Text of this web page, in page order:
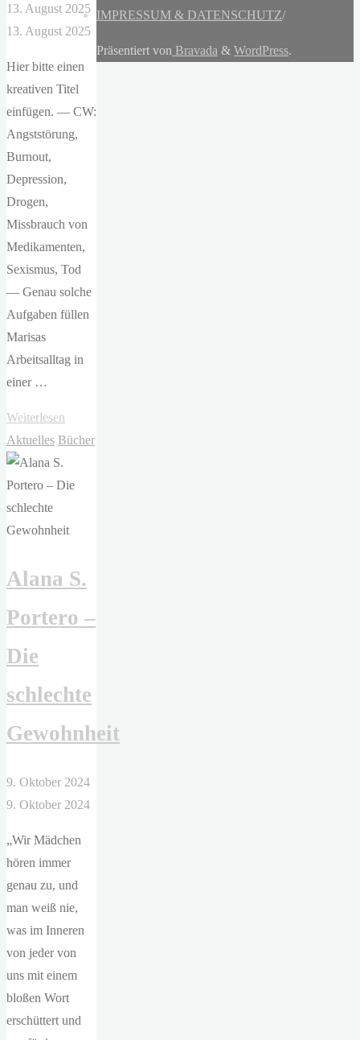
13. August 2025
13. August 2025
Hier bitte einen
kreativen Titel
einfügen. — CW:
Angststörung,
Burnout,
Depression,
Drogen,
Missbrauch von
Medikamenten,
Sexismus, Tod
— Genau solche
Aufgaben füllen
Marisas
Arbeitsalltag in
einer …
Weiterlesen
Serrano
Geht
Aktuelles Bücher
Alana S.
Portero –
Die
schlechte
Gewohnheit
9. Oktober 2024
9. Oktober 2024
„Wir Mädchen
hören immer
genau zu, und
man weiß nie,
was im Inneren
von jeder von
uns mit einem
bloßen Wort
erschüttert und
IMPRESSUM & DATENSCHUTZ/
Präsentiert von Bravada & WordPress.